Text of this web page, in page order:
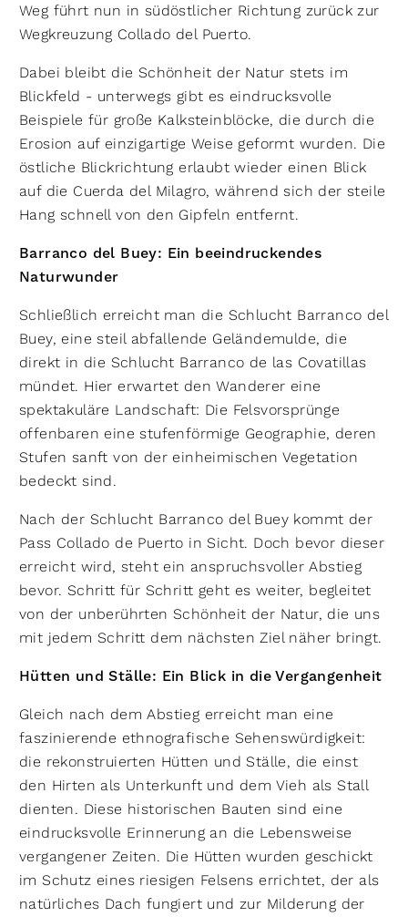
Weg führt nun in südöstlicher Richtung zurück zur
Wegkreuzung Collado del Puerto.
Dabei bleibt die Schönheit der Natur stets im
Blickfeld - unterwegs gibt es eindrucksvolle
Beispiele für große Kalksteinblöcke, die durch die
Erosion auf einzigartige Weise geformt wurden. Die
östliche Blickrichtung erlaubt wieder einen Blick
auf die Cuerda del Milagro, während sich der steile
Hang schnell von den Gipfeln entfernt.
Barranco del Buey: Ein beeindruckendes
Naturwunder
Schließlich erreicht man die Schlucht Barranco del
Buey, eine steil abfallende Geländemulde, die
direkt in die Schlucht Barranco de las Covatillas
mündet. Hier erwartet den Wanderer eine
spektakuläre Landschaft: Die Felsvorsprünge
offenbaren eine stufenförmige Geographie, deren
Stufen sanft von der einheimischen Vegetation
bedeckt sind.
Nach der Schlucht Barranco del Buey kommt der
Pass Collado de Puerto in Sicht. Doch bevor dieser
erreicht wird, steht ein anspruchsvoller Abstieg
bevor. Schritt für Schritt geht es weiter, begleitet
von der unberührten Schönheit der Natur, die uns
mit jedem Schritt dem nächsten Ziel näher bringt.
Hütten und Ställe: Ein Blick in die Vergangenheit
Gleich nach dem Abstieg erreicht man eine
faszinierende ethnografische Sehenswürdigkeit:
die rekonstruierten Hütten und Ställe, die einst
den Hirten als Unterkunft und dem Vieh als Stall
dienten. Diese historischen Bauten sind eine
eindrucksvolle Erinnerung an die Lebensweise
vergangener Zeiten. Die Hütten wurden geschickt
im Schutz eines riesigen Felsens errichtet, der als
natürliches Dach fungiert und zur Milderung der